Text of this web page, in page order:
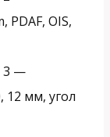
OIS,
3 —
12 мм, угол